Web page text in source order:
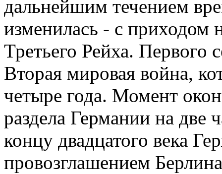
дальнейшим течением
изменилась - с приходом
Третьего Рейха. Первого
Вторая мировая война,
четыре года. Момент
раздела Германии на
концу двадцатого века
провозглашением